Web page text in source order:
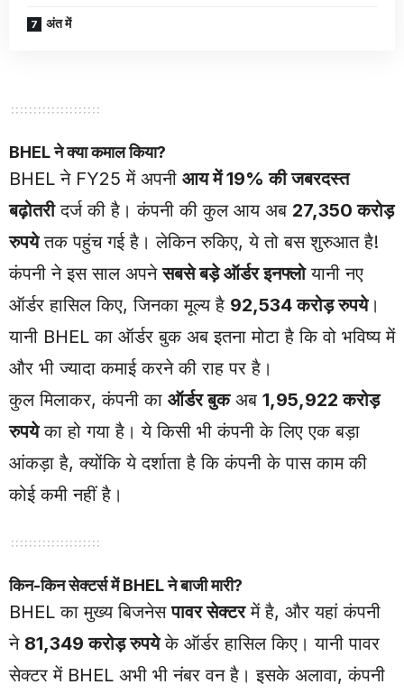
अंत में
BHEL ने क्या कमाल किया?
BHEL ने FY25 में अपनी आय में 19% की जबरदस्त
बढ़ोतरीदर्ज की है। कंपनी की कुल आय अब 27,350 करोड़
रुपयेतक पहुंच गई है। लेकिन रुकिए, ये तो बस शुरुआत है!
कंपनी ने इस साल अपनेसबसे बड़े ऑर्डर इनफ्लोयानी नए
ऑर्डर हासिल किए, जिनका मूल्य है 92,534 करोड़ रुपये।
यानी BHEL का ऑर्डर बुक अब इतना मोटा है कि वो भविष्य में
और भी ज्यादा कमाई करने की राह पर है।
कुल मिलाकर, कंपनी का ऑर्डर बुकअब 1,95,922 करोड़
रुपयेका हो गया है। ये किसी भी कंपनी के लिए एक बड़ा
आंकड़ा है, क्योंकि ये दर्शाता है कि कंपनी के पास काम की
कोई कमी नहीं है।
किन-किन सेक्टर्स में BHEL ने बाजी मारी?
BHEL का मुख्य बिजनेसपावर सेक्टरमें है, और यहां कंपनी
ने 81,349 करोड़ रुपयेके ऑर्डर हासिल किए। यानी पावर
सेक्टर में BHEL अभी भी नंबर वन है। इसके अलावा, कंपनी